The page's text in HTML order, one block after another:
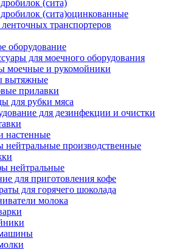
(сита)
(сита)оцинкованные
транспортеров
оборудование
для моечного оборудования
моечные и рукомойники
вытяжные
прилавки
для рубки мяса
для дезинфекции и очистки
настенные
нейтральные производственные
нейтральные
для приготовления кофе
для горячего шоколада
молока